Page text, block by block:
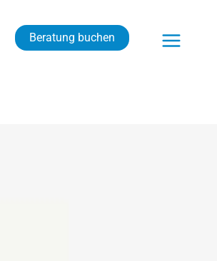
Beratung buchen